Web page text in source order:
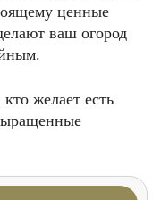
ценные
ваш огород
желает есть